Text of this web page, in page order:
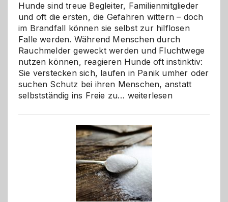
Hunde sind treue Begleiter, Familienmitglieder
und oft die ersten, die Gefahren wittern – doch
im Brandfall können sie selbst zur hilflosen
Falle werden. Während Menschen durch
Rauchmelder geweckt werden und Fluchtwege
nutzen können, reagieren Hunde oft instinktiv:
Sie verstecken sich, laufen in Panik umher oder
suchen Schutz bei ihren Menschen, anstatt
selbstständig ins Freie zu… Wenn
Freund
in
Gefahr
ist:
Brandschutz
für
Hunde
weiterlesen